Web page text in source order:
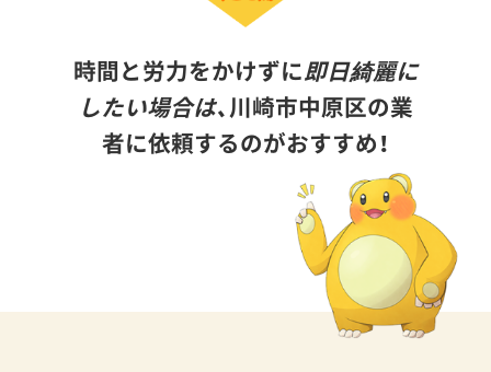
時間と労力をかけずに即日綺麗に
したい場合は、川崎市中原区の業
者に依頼するのがおすすめ！